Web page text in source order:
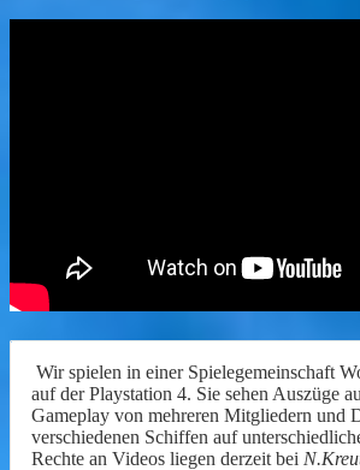
Wir spielen in einer Spielegemeinschaft
auf der Playstation 4. Sie sehen Auszüge
Gameplay von mehreren Mitgliedern und
verschiedenen Schiffen auf
Rechte an Videos liegen derzeit bei